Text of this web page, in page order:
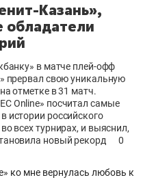
Казань»,
обладатели
в матче плей-офф
прервал свою уникальную
отметке в 31 матч.
Online» посчитал самые
истории российского
всех турнирах, и выяснил,
новый рекорд
0